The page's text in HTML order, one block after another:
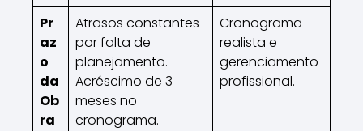
Pr
az
o
da
Ob
ra
Atrasos constantes
por falta de
planejamento.
Acréscimo de 3
meses no
cronograma.
Cronograma
realista e
gerenciamento
profissional.